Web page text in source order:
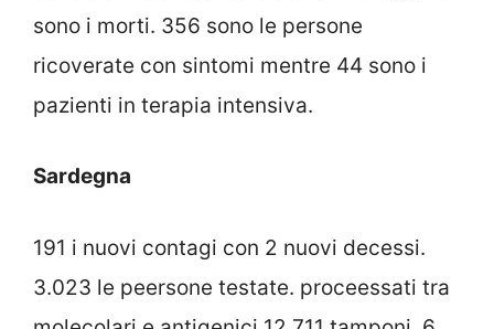
sono i morti. 356 sono le persone
ricoverate con sintomi mentre 44 sono i
pazienti in terapia intensiva.
Sardegna
191 i nuovi contagi con 2 nuovi decessi.
3.023 le peersone testate. proceessati tra